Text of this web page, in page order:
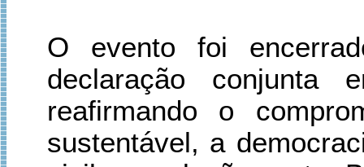
O evento foi
declaração
reafirmando o
sustentável, a